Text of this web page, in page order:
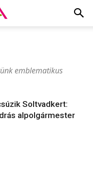
emblematikus
Soltvadkert:
alpolgármester